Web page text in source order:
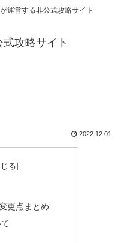
運営する非公式攻略サイト
式攻略サイト
2022.12.01
更点まとめ